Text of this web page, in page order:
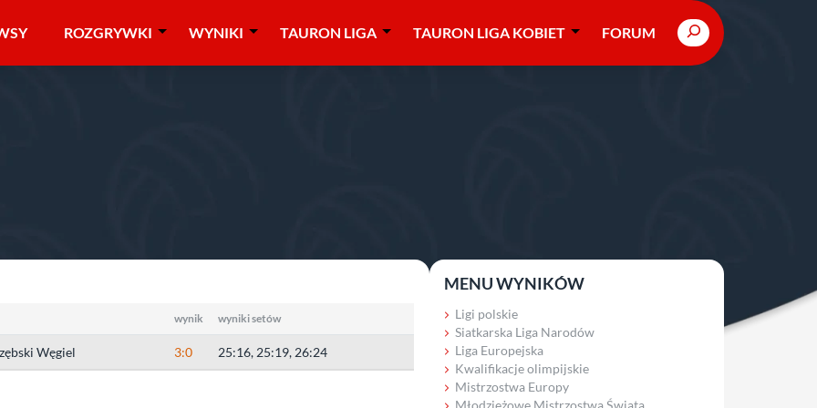
ROZGRYWKI WYNIKI TAURON LIGA TAURON LIGA KOBIET FORUM Search
wynik wyniki setów
Węgiel 3:0 25:16, 25:19, 26:24
MENU WYNIKÓW
Ligi polskie
Siatkarska Liga Narodów
Liga Europejska
Kwalifikacje olimpijskie
Mistrzostwa Europy